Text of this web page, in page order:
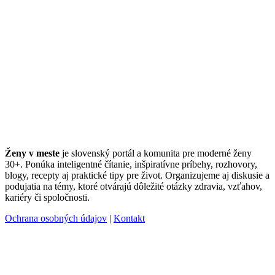
Ženy v meste je slovenský portál a komunita pre moderné ženy
30+. Ponúka inteligentné čítanie, inšpiratívne príbehy, rozhovory,
blogy, recepty aj praktické tipy pre život. Organizujeme aj diskusie a
podujatia na témy, ktoré otvárajú dôležité otázky zdravia, vzťahov,
kariéry či spoločnosti.
Ochrana osobných údajov | Kontakt